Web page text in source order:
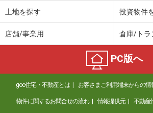
土地を探す 投資物件
店舗/事業用 倉庫/トラ
PC版へ
goo住宅・不動産とは お客さまご利用端末からの
物件に関するお問合せの流れ 情報提供元 不動産